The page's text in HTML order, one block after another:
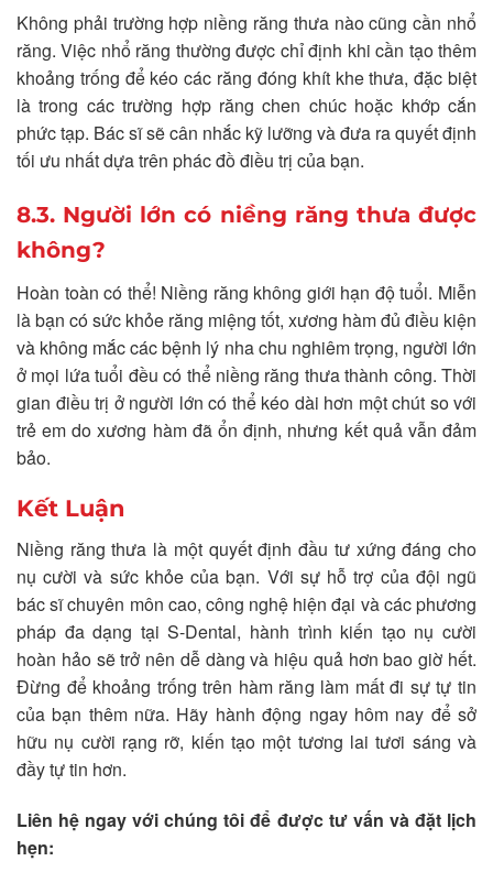
Không phải trường hợp niềng răng thưa nào cũng cần nhổ
răng. Việc nhổ răng thường được chỉ định khi cần tạo thêm
khoảng trống để kéo các răng đóng khít khe thưa, đặc biệt
là trong các trường hợp răng chen chúc hoặc khớp cắn
phức tạp. Bác sĩ sẽ cân nhắc kỹ lưỡng và đưa ra quyết định
tối ưu nhất dựa trên phác đồ điều trị của bạn.
8.3. Người lớn có niềng răng thưa được
không?
Hoàn toàn có thể! Niềng răng không giới hạn độ tuổi. Miễn
là bạn có sức khỏe răng miệng tốt, xương hàm đủ điều kiện
và không mắc các bệnh lý nha chu nghiêm trọng, người lớn
ở mọi lứa tuổi đều có thể niềng răng thưa thành công. Thời
gian điều trị ở người lớn có thể kéo dài hơn một chút so với
trẻ em do xương hàm đã ổn định, nhưng kết quả vẫn đảm
bảo.
Kết Luận
Niềng răng thưa là một quyết định đầu tư xứng đáng cho
nụ cười và sức khỏe của bạn. Với sự hỗ trợ của đội ngũ
bác sĩ chuyên môn cao, công nghệ hiện đại và các phương
pháp đa dạng tại S-Dental, hành trình kiến tạo nụ cười
hoàn hảo sẽ trở nên dễ dàng và hiệu quả hơn bao giờ hết.
Đừng để khoảng trống trên hàm răng làm mất đi sự tự tin
của bạn thêm nữa. Hãy hành động ngay hôm nay để sở
hữu nụ cười rạng rỡ, kiến tạo một tương lai tươi sáng và
đầy tự tin hơn.
Liên hệ ngay với chúng tôi để được tư vấn và đặt lịch
hẹn: